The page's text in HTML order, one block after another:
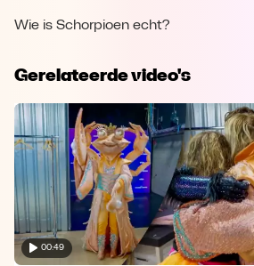
Wie is Schorpioen echt?
Gerelateerde video's
00:49